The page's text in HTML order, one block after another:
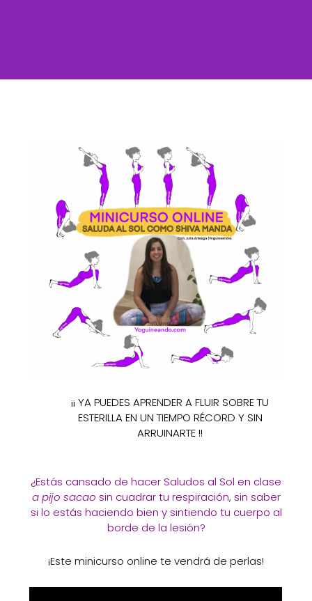
¡¡ YA PUEDES APRENDER A FLUIR SOBRE TU
ESTERILLA EN UN TIEMPO RÉCORD Y SIN
ARRUINARTE !!
¿Estás cansado de hacer Saludos al Sol en clase
a pijo sacao sin cuadrar tu respiración, sin saber
si lo estás haciendo bien y sintiendo tu cuerpo al
borde de la lesión?
¡Este minicurso online te vendrá de perlas!